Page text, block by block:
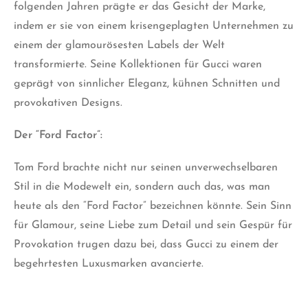
folgenden Jahren prägte er das Gesicht der Marke,
indem er sie von einem krisengeplagten Unternehmen zu
einem der glamourösesten Labels der Welt
transformierte. Seine Kollektionen für Gucci waren
geprägt von sinnlicher Eleganz, kühnen Schnitten und
provokativen Designs.
Der “Ford Factor”:
Tom Ford brachte nicht nur seinen unverwechselbaren
Stil in die Modewelt ein, sondern auch das, was man
heute als den “Ford Factor” bezeichnen könnte. Sein Sinn
für Glamour, seine Liebe zum Detail und sein Gespür für
Provokation trugen dazu bei, dass Gucci zu einem der
begehrtesten Luxusmarken avancierte.